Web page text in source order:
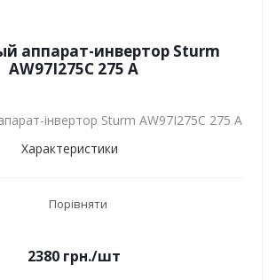
аппарат-инвертор Sturm
AW97I275C 275 А
інвертор Sturm AW97I275C 275 А
Характеристики
Порівняти
2380 грн./шт